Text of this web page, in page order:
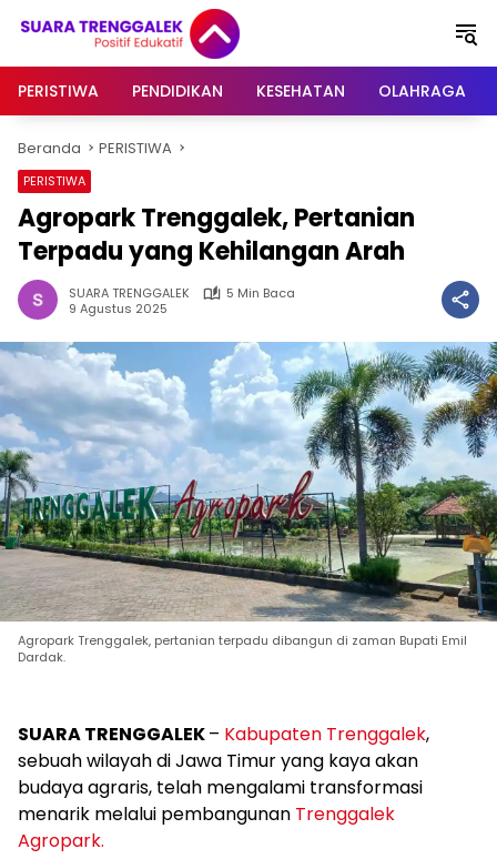
PERISTIWA
PENDIDIKAN KESEHATAN OLAHRAGA
Beranda PERISTIWA
PERISTIWA
Agropark Trenggalek, Pertanian
Terpadu yang Kehilangan Arah
SUARA TRENGGALEK
5 Min Baca
9 Agustus 2025
Agropark Trenggalek, pertanian terpadu dibangun di zaman Bupati Emil
Dardak.
SUARA TRENGGALEK– Kabupaten Trenggalek,
sebuah wilayah di Jawa Timur yang kaya akan
budaya agraris, telah mengalami transformasi
menarik melalui pembangunan Trenggalek
Agropark.